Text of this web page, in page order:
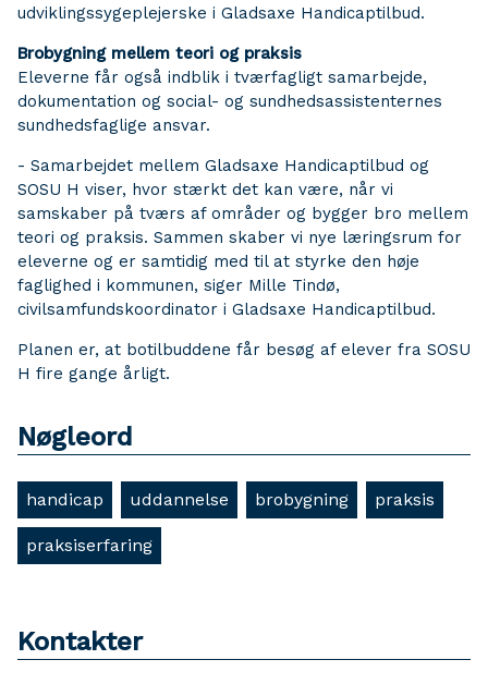
udviklingssygeplejerske i Gladsaxe Handicaptilbud.
Brobygning mellem teori og praksis
Eleverne får også indblik i tværfagligt samarbejde,
dokumentation og social- og sundhedsassistenternes
sundhedsfaglige ansvar.
- Samarbejdet mellem Gladsaxe Handicaptilbud og
SOSU H viser, hvor stærkt det kan være, når vi
samskaber på tværs af områder og bygger bro mellem
teori og praksis. Sammen skaber vi nye læringsrum for
eleverne og er samtidig med til at styrke den høje
faglighed i kommunen, siger Mille Tindø,
civilsamfundskoordinator i Gladsaxe Handicaptilbud.
Planen er, at botilbuddene får besøg af elever fra SOSU
H fire gange årligt.
Nøgleord
handicap uddannelse brobygning praksis
praksiserfaring
Kontakter